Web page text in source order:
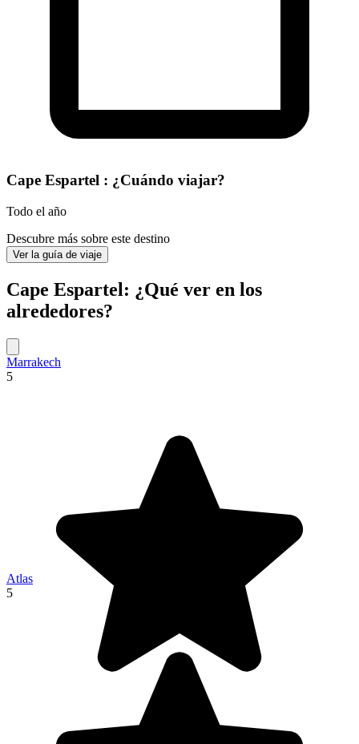
Cape Espartel : ¿Cuándo viajar?
Todo el año
Descubre más sobre este destino
Ver la guía de viaje
Cape Espartel: ¿Qué ver en los
alrededores?
Marrakech
5
Atlas
5